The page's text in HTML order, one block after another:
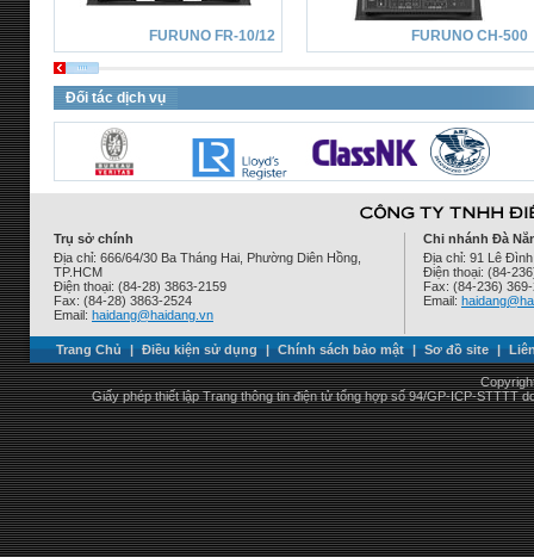
FURUNO FR-10/12 FURUNO CH-500
Đối tác dịch vụ
Trụ sở chính
Địa chỉ: 666/64/30 Ba Tháng Hai, Phường Diên Hồng,
TP.HCM
Điện thoại: (84-28) 3863-2159
Fax: (84-28) 3863-2524
Email: haidang@haidang.vn
Chi nhánh Đà
Địa chỉ: 91 Lê
Điện thoại: (84-
Fax: (84-236)
Email:
Trang Chủ | Điều kiện sử dụng | Chính sách bảo mật | Sơ đồ site |
Giấy phép thiết lập Trang thông tin điện tử tổng hợp số 94/GP-ICP-STTTT